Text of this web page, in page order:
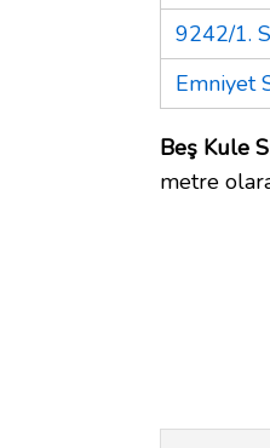
9242/1.
Emniyet
Beş Kule
metre